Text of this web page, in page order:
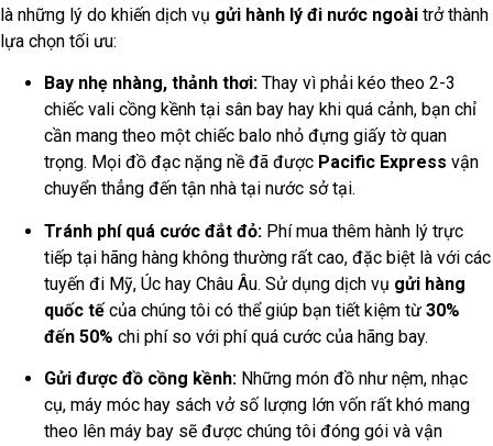
là những lý do khiến dịch vụ gửi hành lý đi nước ngoài trở thành
lựa chọn tối ưu:
Bay nhẹ nhàng, thảnh thơi: Thay vì phải kéo theo 2-3
chiếc vali cồng kềnh tại sân bay hay khi quá cảnh, bạn chỉ
cần mang theo một chiếc balo nhỏ đựng giấy tờ quan
trọng. Mọi đồ đạc nặng nề đã được Pacific Express vận
chuyển thẳng đến tận nhà tại nước sở tại.
Tránh phí quá cước đắt đỏ: Phí mua thêm hành lý trực
tiếp tại hãng hàng không thường rất cao, đặc biệt là với các
tuyến đi Mỹ, Úc hay Châu Âu. Sử dụng dịch vụ gửi hàng
quốc tếcủa chúng tôi có thể giúp bạn tiết kiệm từ 30%
đến 50% chi phí so với phí quá cước của hãng bay.
Gửi được đồ cồng kềnh: Những món đồ như nệm, nhạc
cụ, máy móc hay sách vở số lượng lớn vốn rất khó mang
theo lên máy bay sẽ được chúng tôi đóng gói và vận